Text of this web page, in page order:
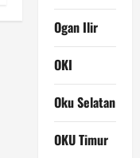
Ogan Ilir
OKI
Oku Selatan
OKU Timur